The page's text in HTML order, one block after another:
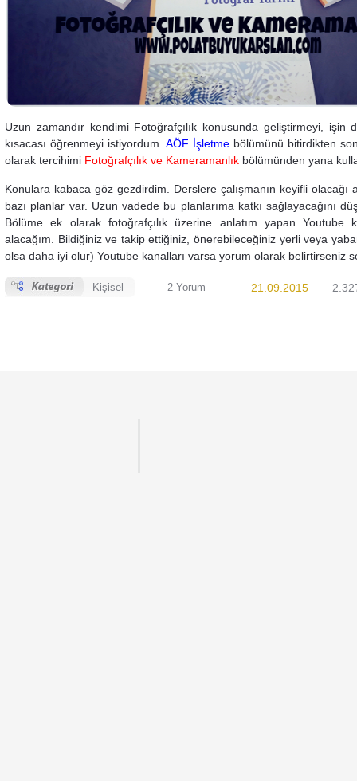
Uzun zamandır kendimi Fotoğrafçılık konusunda geliştirmeyi, işin
kısacası öğrenmeyi istiyordum. AÖF İşletme bölümünü bitirdikten
olarak tercihimi Fotoğrafçılık ve Kameramanlık bölümünden yana
Konulara kabaca göz gezdirdim. Derslere çalışmanın keyifli olacağı
bazı planlar var. Uzun vadede bu planlarıma katkı sağlayacağını
Bölüme ek olarak fotoğrafçılık üzerine anlatım yapan Youtube
alacağım. Bildiğiniz ve takip ettiğiniz, önerebileceğiniz yerli veya
olsa daha iyi olur) Youtube kanalları varsa yorum olarak belirtirseniz
Kişisel 2 Yorum 21.09.2015